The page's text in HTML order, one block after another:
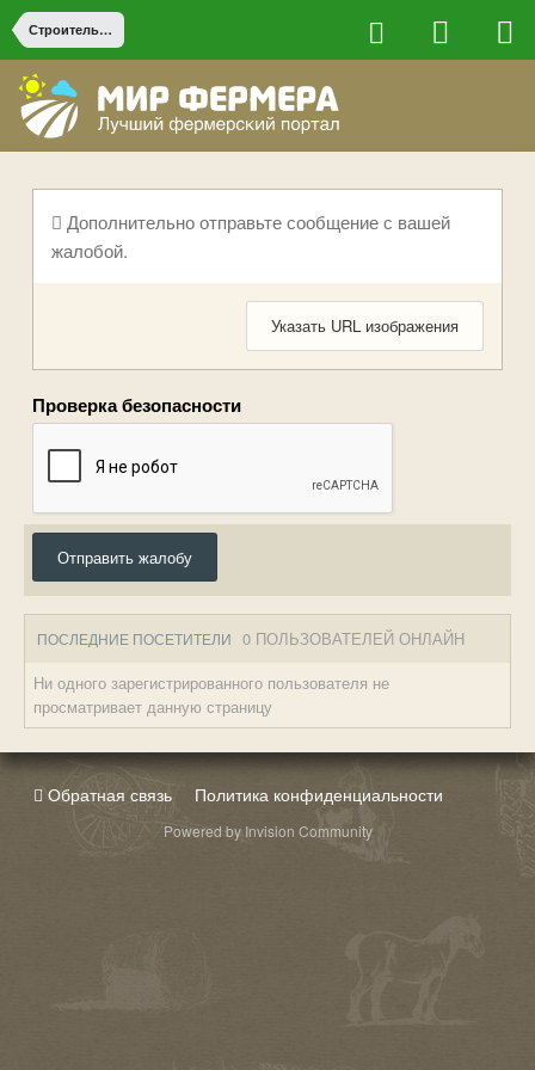
Строительство на ферме
Дополнительно отправьте сообщение с вашей
жалобой.
Указать URL изображения
Проверка безопасности
Отправить жалобу
ПОСЛЕДНИЕ ПОСЕТИТЕЛИ 0 ПОЛЬЗОВАТЕЛЕЙ ОНЛАЙН
Ни одного зарегистрированного пользователя не
просматривает данную страницу
Обратная связь Политика конфиденциальности
Powered by Invision Community